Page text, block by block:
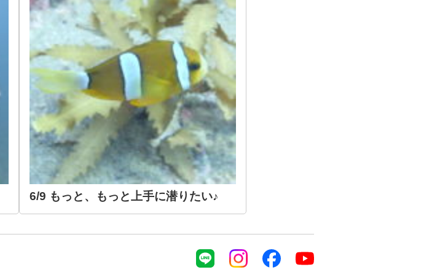
6/9 もっと、もっと上手に潜りたい♪